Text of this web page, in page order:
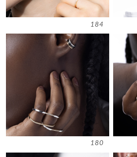
184
180